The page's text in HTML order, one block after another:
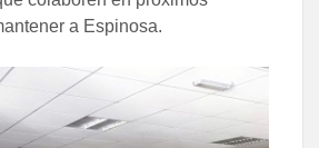
a Espinosa.